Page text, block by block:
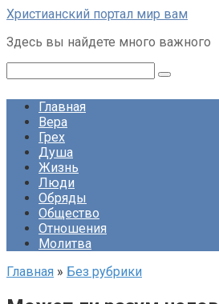
Перейти
контенту
Христианский портал мир вам
Здесь вы найдете много важного
Главная
Вера
Грех
Душа
Жизнь
Люди
Обряды
Общество
Отношения
Молитва
Главная » Без рубрики